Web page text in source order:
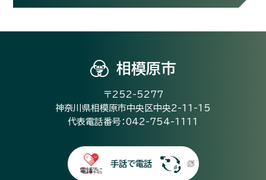
相模原市
〒252-5277
神奈川県相模原市中央区中央2-11-15
代表電話番号：042-754-1111
手話で電話